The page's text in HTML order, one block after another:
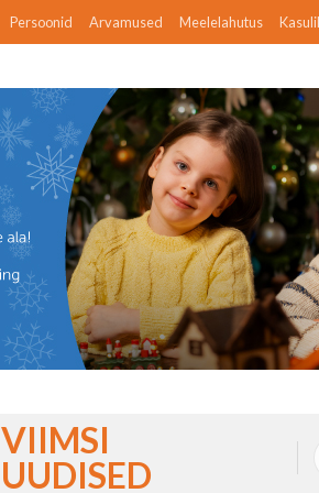
Persoonid Arvamused Meelelahutus
VIIMSI
UUDISED